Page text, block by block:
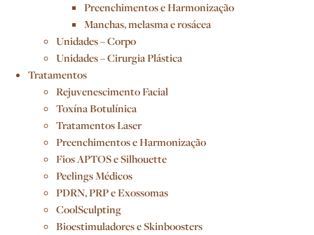
Preenchimentos e Harmonização
Manchas, melasma e rosácea
Unidades – Corpo
Unidades – Cirurgia Plástica
Tratamentos
Rejuvenescimento Facial
Toxína Botulínica
Tratamentos Laser
Preenchimentos e Harmonização
Fios APTOS e Silhouette
Peelings Médicos
PDRN, PRP e Exossomas
CoolSculpting
Bioestimuladores e Skinboosters